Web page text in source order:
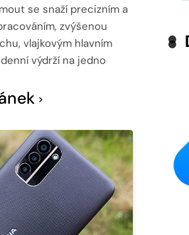
se snaží precizním a
zvýšenou
vlajkovým hlavním
výdrží na jedno